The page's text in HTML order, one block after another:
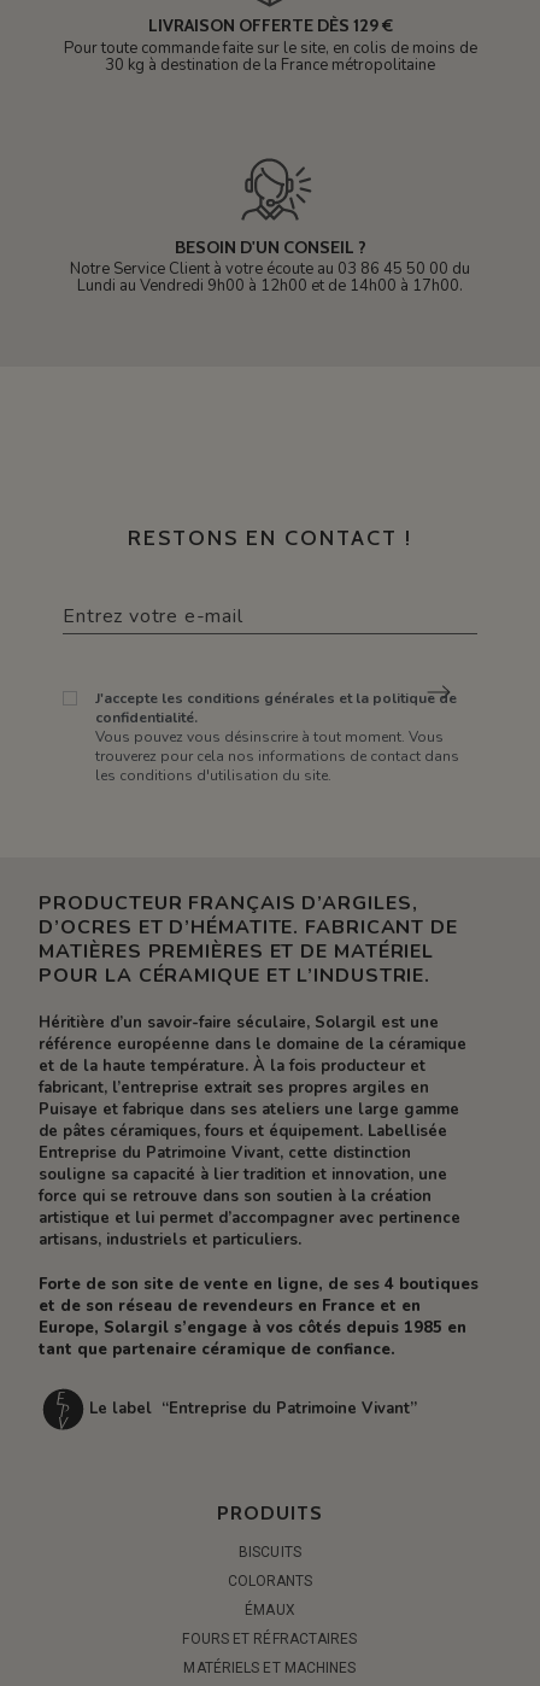
LIVRAISON OFFERTE DÈS 129 €
Pour toute commande faite sur le site, en colis de moins de
30 kg à destination de la France métropolitaine
BESOIN D'UN CONSEIL ?
Notre Service Client à votre écoute au 03 86 45 50 00 du
Lundi au Vendredi 9h00 à 12h00 et de 14h00 à 17h00.
RESTONS EN CONTACT !
J'accepte les conditions générales et la politique de
confidentialité.
Vous pouvez vous désinscrire à tout moment. Vous
trouverez pour cela nos informations de contact dans
les conditions d'utilisation du site.
PRODUCTEUR FRANÇAIS D’ARGILES,
D’OCRES ET D’HÉMATITE. FABRICANT DE
MATIÈRES PREMIÈRES ET DE MATÉRIEL
POUR LA CÉRAMIQUE ET L’INDUSTRIE.
Héritière d’un savoir-faire séculaire, Solargil est une
référence européenne dans le domaine de la céramique
et de la haute température. À la fois producteur et
fabricant, l’entreprise extrait ses propres argiles en
Puisaye et fabrique dans ses ateliers une large gamme
de pâtes céramiques, fours et équipement. Labellisée
Entreprise du Patrimoine Vivant, cette distinction
souligne sa capacité à lier tradition et innovation, une
force qui se retrouve dans son soutien à la création
artistique et lui permet d’accompagner avec pertinence
artisans, industriels et particuliers.
Forte de son site de vente en ligne, de ses 4 boutiques
et de son réseau de revendeurs en France et en
Europe, Solargil s’engage à vos côtés depuis 1985 en
tant que partenaire céramique de confiance.
Le label “Entreprise du Patrimoine Vivant”
PRODUITS
BISCUITS
COLORANTS
ÉMAUX
FOURS ET RÉFRACTAIRES
MATÉRIELS ET MACHINES